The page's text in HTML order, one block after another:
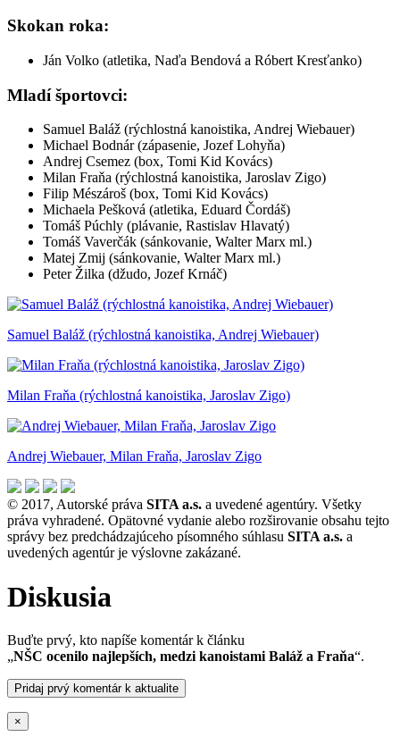
Skokan roka:
Ján Volko (atletika, Naďa Bendová a Róbert Kresťanko)
Mladí športovci:
Samuel Baláž (rýchlostná kanoistika, Andrej Wiebauer)
Michael Bodnár (zápasenie, Jozef Lohyňa)
Andrej Csemez (box, Tomi Kid Kovács)
Milan Fraňa (rýchlostná kanoistika, Jaroslav Zigo)
Filip Mészároš (box, Tomi Kid Kovács)
Michaela Pešková (atletika, Eduard Čordáš)
Tomáš Púchly (plávanie, Rastislav Hlavatý)
Tomáš Vaverčák (sánkovanie, Walter Marx ml.)
Matej Zmij (sánkovanie, Walter Marx ml.)
Peter Žilka (džudo, Jozef Krnáč)
Samuel Baláž (rýchlostná kanoistika, Andrej Wiebauer)
Milan Fraňa (rýchlostná kanoistika, Jaroslav Zigo)
Andrej Wiebauer, Milan Fraňa, Jaroslav Zigo
© 2017, Autorské práva SITA a.s. a uvedené agentúry. Všetky
práva vyhradené. Opätovné vydanie alebo rozširovanie obsahu tejto
správy bez predchádzajúceho písomného súhlasu SITA a.s. a
uvedených agentúr je výslovne zakázané.
Diskusia
Buďte prvý, kto napíše komentár k článku
„NŠC ocenilo najlepších, medzi kanoistami Baláž a Fraňa“.
Pridaj prvý komentár k aktualite
×